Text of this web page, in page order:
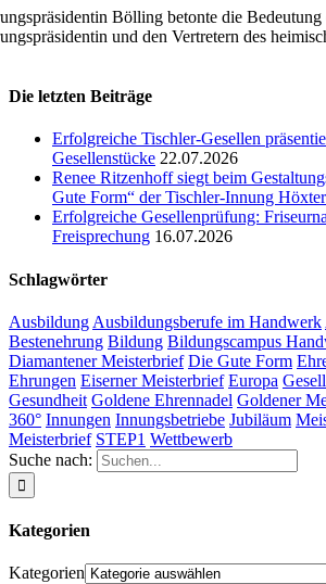
Bölling betonte die
und den Vertretern des
Die letzten Beiträge
Erfolgreiche Tischler-Gesellen
Gesellenstücke 22.07.2026
Renee Ritzenhoff siegt beim
Gute Form“ der Tischler-Innung
Erfolgreiche Gesellenprüfung:
Freisprechung 16.07.2026
Schlagwörter
Ausbildung Ausbildungsberufe im Handwerk
Bestenehrung Bildung Bildungscampus
Diamantener Meisterbrief Die Gute Form
Ehrungen Eiserner Meisterbrief Europa
Gesundheit Goldene Ehrennadel Goldener
360° Innungen Innungsbetriebe Jubiläum
Meisterbrief STEP1 Wettbewerb
Suche nach:
Kategorien
Kategorien